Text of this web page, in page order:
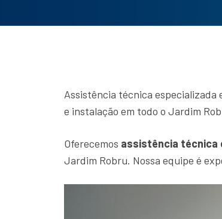
Assistência técnica especializada
e instalação em todo o Jardim
Oferecemos assistência técnica
Jardim Robru. Nossa equipe é